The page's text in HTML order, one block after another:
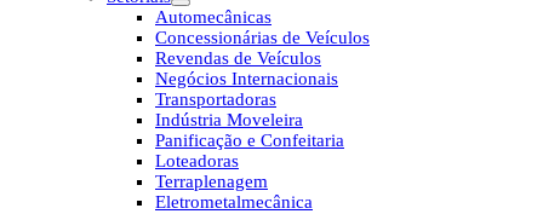
Automecânicas
Concessionárias de Veículos
Revendas de Veículos
Negócios Internacionais
Transportadoras
Indústria Moveleira
Panificação e Confeitaria
Loteadoras
Terraplenagem
Eletrometalmecânica